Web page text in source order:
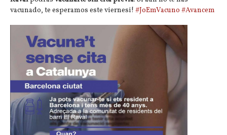
vacunado, te esperamos este viernesi! #JoEmVacuno #Avancem